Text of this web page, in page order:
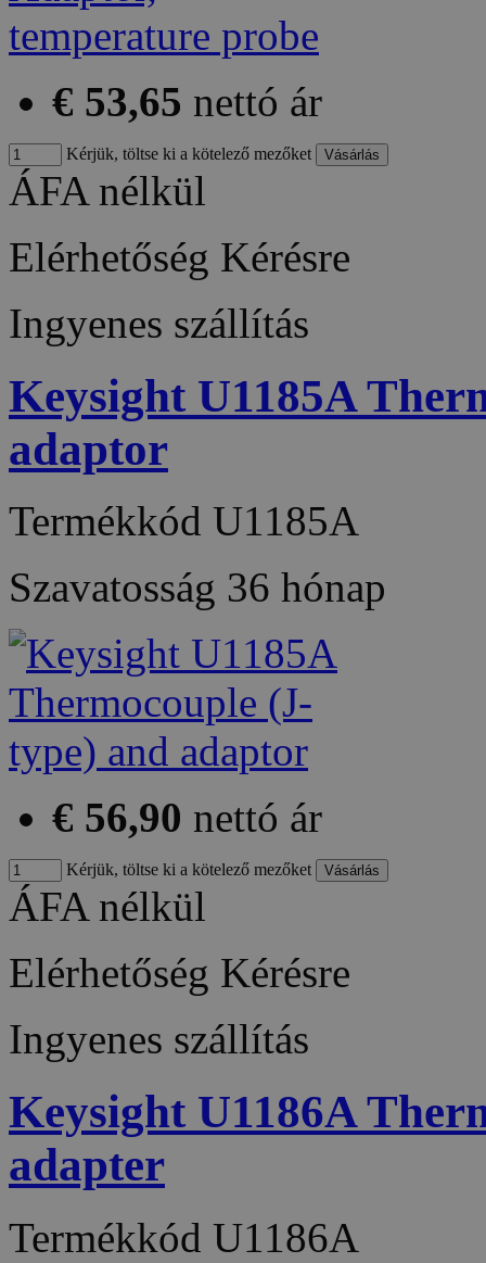
€ 53,65 nettó ár
Kérjük, töltse ki a kötelező mezőket
ÁFA nélkül
Elérhetőség Kérésre
Ingyenes szállítás
Keysight U1185A
adaptor
Termékkód U1185A
Szavatosság 36 hónap
€ 56,90 nettó ár
Kérjük, töltse ki a kötelező mezőket
ÁFA nélkül
Elérhetőség Kérésre
Ingyenes szállítás
Keysight U1186A
adapter
Termékkód U1186A